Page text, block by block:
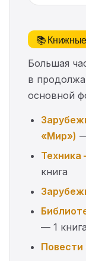
📚
Большая
в
основной
«Мир»)
книга
— 1 книга
Повести